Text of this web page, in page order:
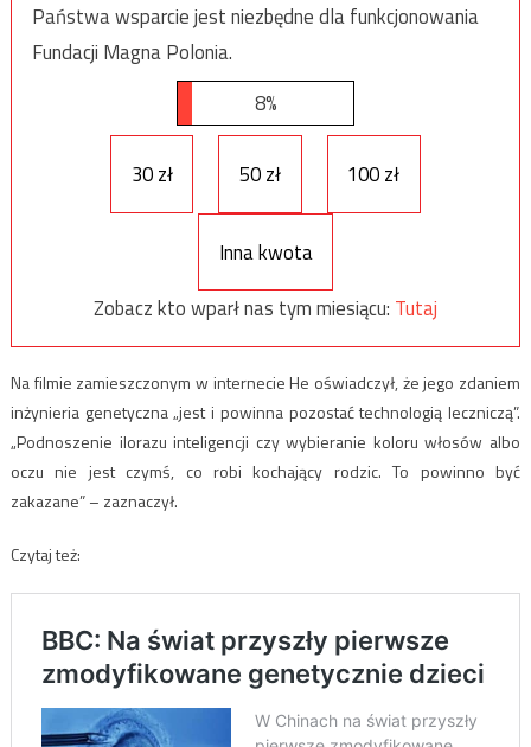
Państwa wsparcie jest niezbędne dla funkcjonowania
Fundacji Magna Polonia.
8%
30 zł 50 zł 100 zł
Inna kwota
Zobacz kto wparł nas tym miesiącu: Tutaj
Na filmie zamieszczonym w internecie He oświadczył, że jego zdaniem
inżynieria genetyczna „jest i powinna pozostać technologią leczniczą”.
„Podnoszenie ilorazu inteligencji czy wybieranie koloru włosów albo
oczu nie jest czymś, co robi kochający rodzic. To powinno być
zakazane” – zaznaczył.
Czytaj też: